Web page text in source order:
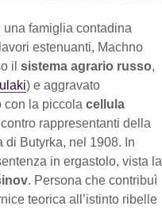
famiglia contadina
estenuanti, Machno
il sistema agrario russo,
) e aggravato
con la piccola cellula
rappresentanti della
di Butyrka, nel 1908. In
in ergastolo, vista la
. Persona che contribuì
teorica all’istinto ribelle